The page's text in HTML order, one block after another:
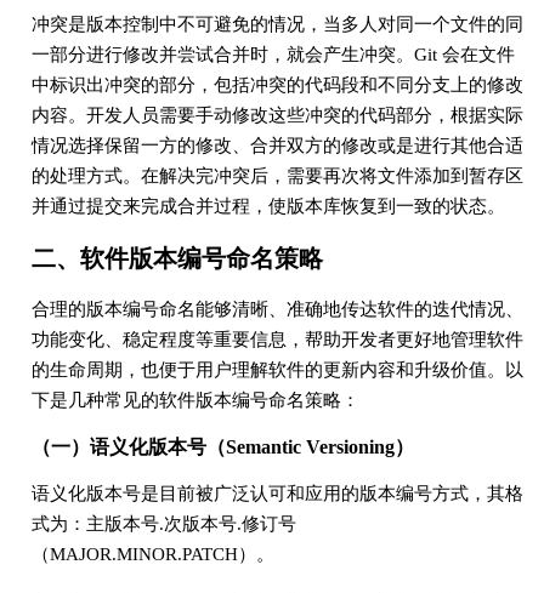
冲突是版本控制中不可避免的情况，当多人对同一个文件的同
一部分进行修改并尝试合并时，就会产生冲突。Git 会在文件
中标识出冲突的部分，包括冲突的代码段和不同分支上的修改
内容。开发人员需要手动修改这些冲突的代码部分，根据实际
情况选择保留一方的修改、合并双方的修改或是进行其他合适
的处理方式。在解决完冲突后，需要再次将文件添加到暂存区
并通过提交来完成合并过程，使版本库恢复到一致的状态。
二、软件版本编号命名策略
合理的版本编号命名能够清晰、准确地传达软件的迭代情况、
功能变化、稳定程度等重要信息，帮助开发者更好地管理软件
的生命周期，也便于用户理解软件的更新内容和升级价值。以
下是几种常见的软件版本编号命名策略：
（一）语义化版本号（Semantic Versioning）
语义化版本号是目前被广泛认可和应用的版本编号方式，其格
式为：主版本号.次版本号.修订号
（MAJOR.MINOR.PATCH）。